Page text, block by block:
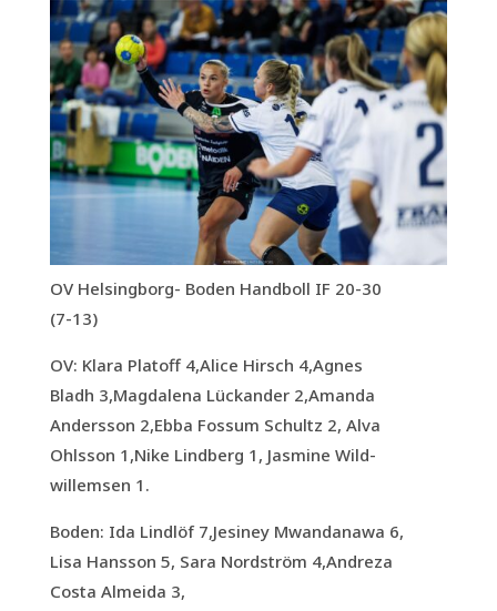
OV Helsingborg- Boden Handboll IF 20-30
(7-13)
OV: Klara Platoff 4,Alice Hirsch 4,Agnes
Bladh 3,Magdalena Lückander 2,Amanda
Andersson 2,Ebba Fossum Schultz 2, Alva
Ohlsson 1,Nike Lindberg 1, Jasmine Wild-
willemsen 1.
Boden: Ida Lindlöf 7,Jesiney Mwandanawa 6,
Lisa Hansson 5, Sara Nordström 4,Andreza
Costa Almeida 3,